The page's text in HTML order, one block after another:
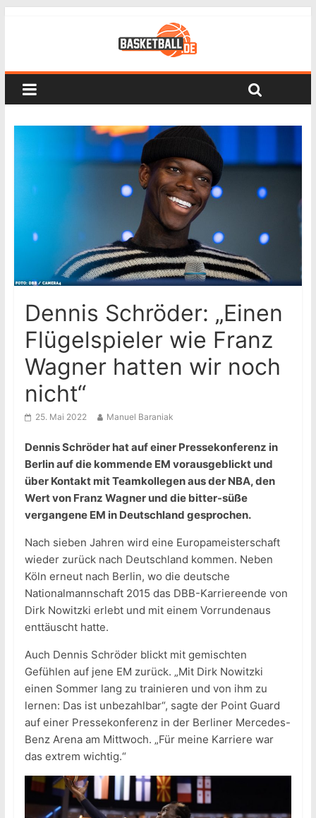
Dennis Schröder: „Einen
Flügelspieler wie Franz
Wagner hatten wir noch
nicht“
25. Mai 2022 Manuel Baraniak
Dennis Schröder hat auf einer Pressekonferenz in
Berlin auf die kommende EM vorausgeblickt und
über Kontakt mit Teamkollegen aus der NBA, den
Wert von Franz Wagner und die bitter-süße
vergangene EM in Deutschland gesprochen.
Nach sieben Jahren wird eine Europameisterschaft
wieder zurück nach Deutschland kommen. Neben
Köln erneut nach Berlin, wo die deutsche
Nationalmannschaft 2015 das DBB-Karriereende von
Dirk Nowitzki erlebt und mit einem Vorrundenaus
enttäuscht hatte.
Auch Dennis Schröder blickt mit gemischten
Gefühlen auf jene EM zurück. „Mit Dirk Nowitzki
einen Sommer lang zu trainieren und von ihm zu
lernen: Das ist unbezahlbar“, sagte der Point Guard
auf einer Pressekonferenz in der Berliner Mercedes-
Benz Arena am Mittwoch. „Für meine Karriere war
das extrem wichtig.“